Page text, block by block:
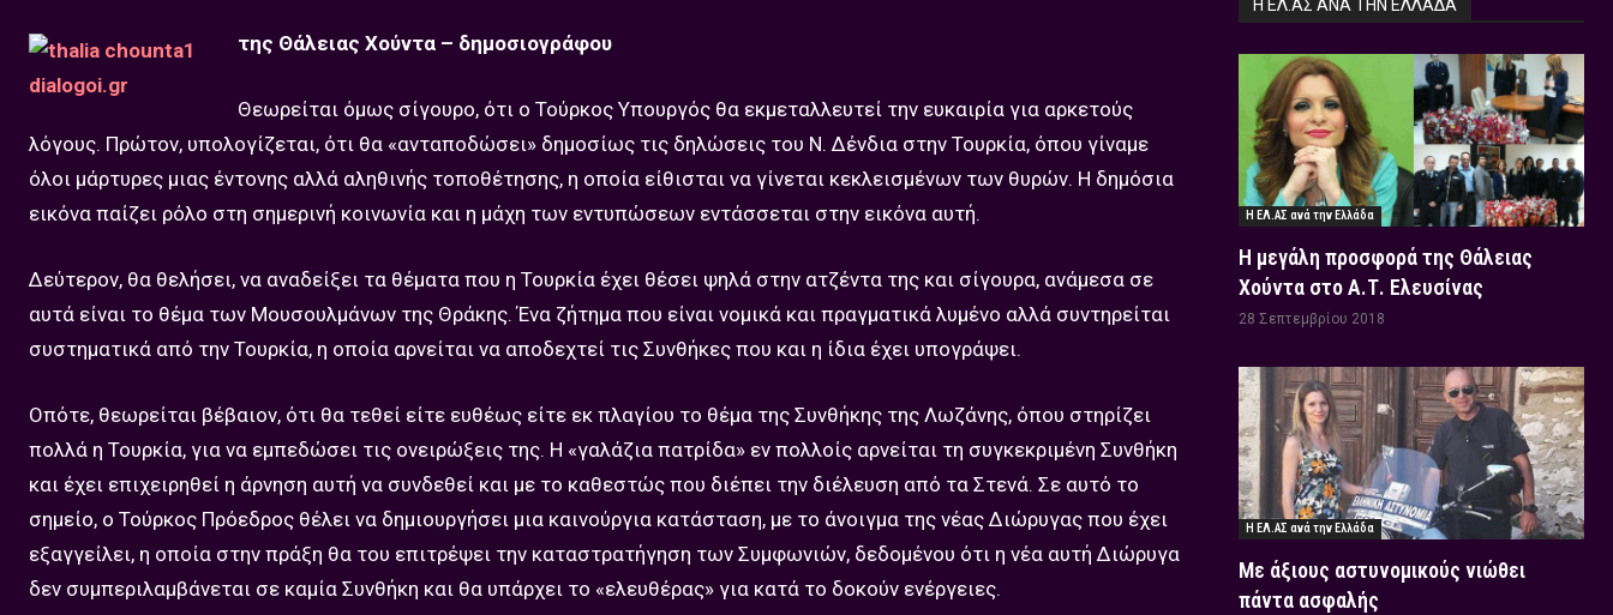
της Θάλειας Χούντα – δημοσιογράφου
Θεωρείται όμως σίγουρο, ότι ο Τούρκος Υπουργός θα εκμεταλλευτεί την ευκαιρία για αρκετούς
λόγους. Πρώτον, υπολογίζεται, ότι θα «ανταποδώσει» δημοσίως τις δηλώσεις του Ν. Δένδια στην Τουρκία, όπου γίναμε
όλοι μάρτυρες μιας έντονης αλλά αληθινής τοποθέτησης, η οποία είθισται να γίνεται κεκλεισμένων των θυρών. Η δημόσια
εικόνα παίζει ρόλο στη σημερινή κοινωνία και η μάχη των εντυπώσεων εντάσσεται στην εικόνα αυτή.
Δεύτερον, θα θελήσει, να αναδείξει τα θέματα που η Τουρκία έχει θέσει ψηλά στην ατζέντα της και σίγουρα, ανάμεσα σε
αυτά είναι το θέμα των Μουσουλμάνων της Θράκης. Ένα ζήτημα που είναι νομικά και πραγματικά λυμένο αλλά συντηρείται
συστηματικά από την Τουρκία, η οποία αρνείται να αποδεχτεί τις Συνθήκες που και η ίδια έχει υπογράψει.
Οπότε, θεωρείται βέβαιον, ότι θα τεθεί είτε ευθέως είτε εκ πλαγίου το θέμα της Συνθήκης της Λωζάνης, όπου στηρίζει
πολλά η Τουρκία, για να εμπεδώσει τις ονειρώξεις της. Η «γαλάζια πατρίδα» εν πολλοίς αρνείται τη συγκεκριμένη Συνθήκη
και έχει επιχειρηθεί η άρνηση αυτή να συνδεθεί και με το καθεστώς που διέπει την διέλευση από τα Στενά. Σε αυτό το
σημείο, ο Τούρκος Πρόεδρος θέλει να δημιουργήσει μια καινούργια κατάσταση, με το άνοιγμα της νέας Διώρυγας που έχει
εξαγγείλει, η οποία στην πράξη θα του επιτρέψει την καταστρατήγηση των Συμφωνιών, δεδομένου ότι η νέα αυτή Διώρυγα
δεν συμπεριλαμβάνεται σε καμία Συνθήκη και θα υπάρχει το «ελευθέρας» για κατά το δοκούν ενέργειες.
Η ΕΛ.ΑΣ ΑΝΆ ΤΗΝ ΕΛΛΆΔΑ
Η ΕΛ.ΑΣ ανά την Ελλάδα
Η μεγάλη προσφορά της Θάλειας
Χούντα στο Α.Τ. Ελευσίνας
28 Σεπτεμβρίου 2018
Η ΕΛ.ΑΣ ανά την Ελλάδα
Με άξιους αστυνομικούς νιώθει
πάντα ασφαλής